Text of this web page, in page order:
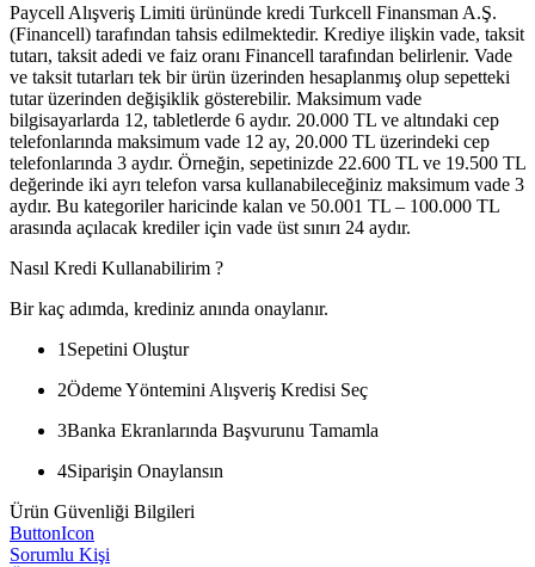
Paycell Alışveriş Limiti ürününde kredi Turkcell Finansman A.Ş.
(Financell) tarafından tahsis edilmektedir. Krediye ilişkin vade, taksit
tutarı, taksit adedi ve faiz oranı Financell tarafından belirlenir. Vade
ve taksit tutarları tek bir ürün üzerinden hesaplanmış olup sepetteki
tutar üzerinden değişiklik gösterebilir. Maksimum vade
bilgisayarlarda 12, tabletlerde 6 aydır. 20.000 TL ve altındaki cep
telefonlarında maksimum vade 12 ay, 20.000 TL üzerindeki cep
telefonlarında 3 aydır. Örneğin, sepetinizde 22.600 TL ve 19.500 TL
değerinde iki ayrı telefon varsa kullanabileceğiniz maksimum vade 3
aydır. Bu kategoriler haricinde kalan ve 50.001 TL – 100.000 TL
arasında açılacak krediler için vade üst sınırı 24 aydır.
Nasıl Kredi Kullanabilirim ?
Bir kaç adımda, krediniz anında onaylanır.
1 Sepetini Oluştur
2Ödeme Yöntemini Alışveriş Kredisi Seç
3Banka Ekranlarında Başvurunu Tamamla
4Siparişin Onaylansın
Ürün Güvenliği Bilgileri
ButtonIcon
Sorumlu Kişi